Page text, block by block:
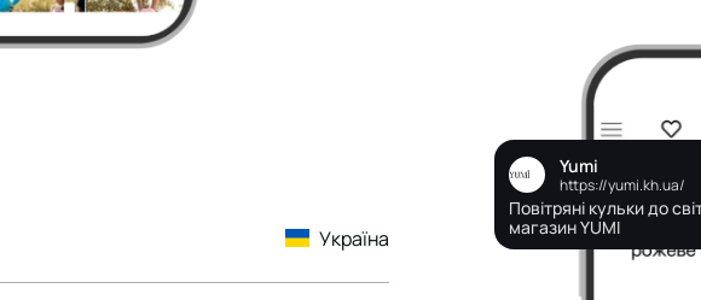
Yumi
https://yumi.kh.ua/
Повітряні кульки до
магазин YUMI
Україна